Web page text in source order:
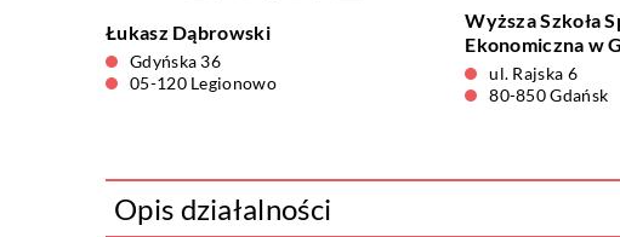
Łukasz Dąbrowski
Gdyńska 36
05-120 Legionowo
Wyższa Szkoła
Ekonomiczna w
ul. Rajska 6
80-850 Gdańsk
Opis działalności